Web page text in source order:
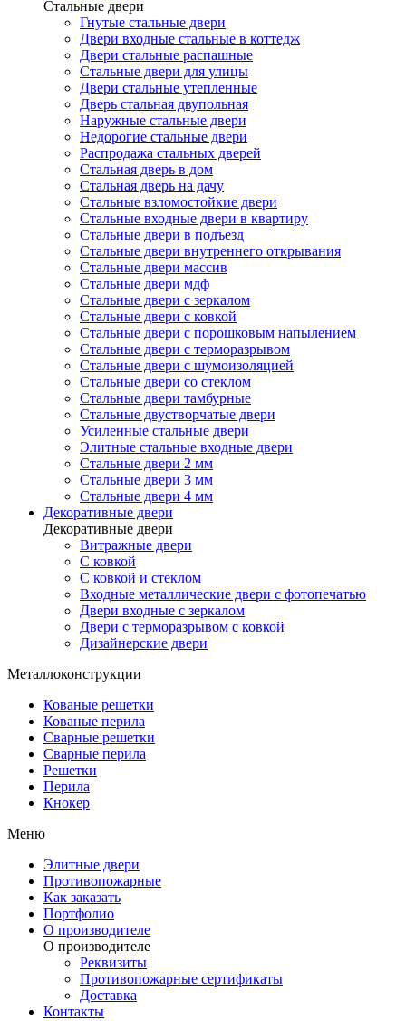
Стальные двери
Гнутые стальные двери
Двери входные стальные в коттедж
Двери стальные распашные
Стальные двери для улицы
Двери стальные утепленные
Дверь стальная двупольная
Наружные стальные двери
Недорогие стальные двери
Распродажа стальных дверей
Стальная дверь в дом
Стальная дверь на дачу
Стальные взломостойкие двери
Стальные входные двери в квартиру
Стальные двери в подъезд
Стальные двери внутреннего открывания
Стальные двери массив
Стальные двери мдф
Стальные двери с зеркалом
Стальные двери с ковкой
Стальные двери с порошковым напылением
Стальные двери с терморазрывом
Стальные двери с шумоизоляцией
Стальные двери со стеклом
Стальные двери тамбурные
Стальные двустворчатые двери
Усиленные стальные двери
Элитные стальные входные двери
Стальные двери 2 мм
Стальные двери 3 мм
Стальные двери 4 мм
Декоративные двери
Декоративные двери
Витражные двери
С ковкой
С ковкой и стеклом
Входные металлические двери с фотопечатью
Двери входные с зеркалом
Двери с терморазрывом с ковкой
Дизайнерские двери
Металлоконструкции
Кованые решетки
Кованые перила
Сварные решетки
Сварные перила
Решетки
Перила
Кнокер
Меню
Элитные двери
Противопожарные
Как заказать
Портфолио
О производителе
О производителе
Реквизиты
Противопожарные сертификаты
Доставка
Контакты